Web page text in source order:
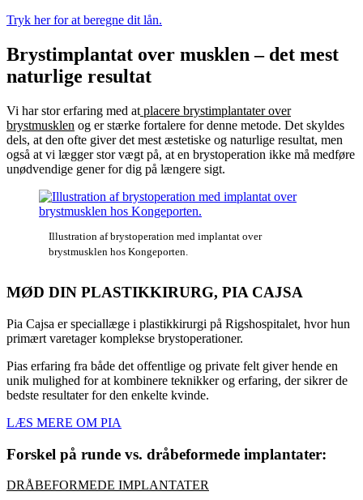
Tryk her for at beregne dit lån.
Brystimplantat over musklen – det mest
naturlige resultat
Vi har stor erfaring med at placere brystimplantater over
brystmusklen og er stærke fortalere for denne metode. Det skyldes
dels, at den ofte giver det mest æstetiske og naturlige resultat, men
også at vi lægger stor vægt på, at en brystoperation ikke må medføre
unødvendige gener for dig på længere sigt.
Illustration af brystoperation med implantat over
brystmusklen hos Kongeporten.
MØD DIN PLASTIKKIRURG, PIA CAJSA
Pia Cajsa er speciallæge i plastikkirurgi på Rigshospitalet, hvor hun
primært varetager komplekse brystoperationer.
Pias erfaring fra både det offentlige og private felt giver hende en
unik mulighed for at kombinere teknikker og erfaring, der sikrer de
bedste resultater for den enkelte kvinde.
LÆS MERE OM PIA
Forskel på runde vs. dråbeformede implantater:
DRÅBEFORMEDE IMPLANTATER​